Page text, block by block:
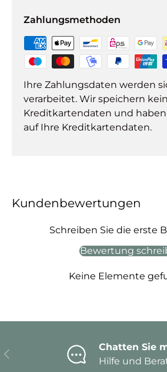
Zahlungsmethoden
Ihre Zahlungsdaten werden
verarbeitet. Wir speichern
Kreditkartendaten und
auf Ihre Kreditkartendaten.
Kundenbewertungen
Schreiben Sie die erste
Bewertung
Keine Elemente
Vorherige
Chatten Sie
Hilfe und